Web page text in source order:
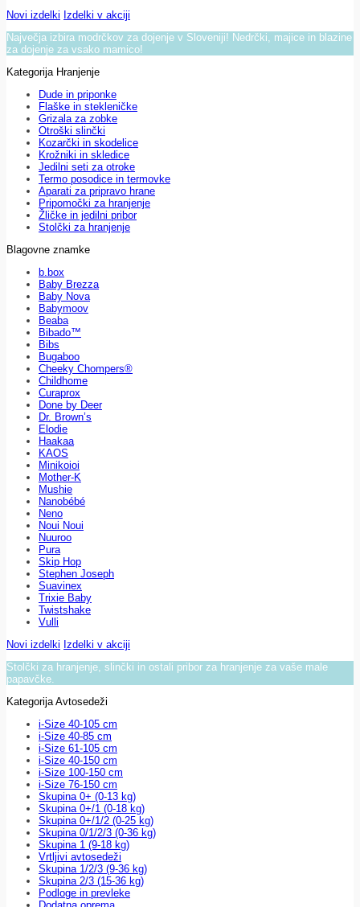
Novi izdelki Izdelki v akciji
Največja izbira modrčkov za dojenje v Sloveniji! Nedrčki, majice in blazine
za dojenje za vsako mamico!
Kategorija Hranjenje
Dude in priponke
Flaške in stekleničke
Grizala za zobke
Otroški slinčki
Kozarčki in skodelice
Krožniki in skledice
Jedilni seti za otroke
Termo posodice in termovke
Aparati za pripravo hrane
Pripomočki za hranjenje
Žličke in jedilni pribor
Stolčki za hranjenje
Blagovne znamke
b.box
Baby Brezza
Baby Nova
Babymoov
Beaba
Bibado™
Bibs
Bugaboo
Cheeky Chompers®
Childhome
Curaprox
Done by Deer
Dr. Brown’s
Elodie
Haakaa
KAOS
Minikoioi
Mother-K
Mushie
Nanobébé
Neno
Noui Noui
Nuuroo
Pura
Skip Hop
Stephen Joseph
Suavinex
Trixie Baby
Twistshake
Vulli
Novi izdelki Izdelki v akciji
Stolčki za hranjenje, slinčki in ostali pribor za hranjenje za vaše male
papavčke.
Kategorija Avtosedeži
i-Size 40-105 cm
i-Size 40-85 cm
i-Size 61-105 cm
i-Size 40-150 cm
i-Size 100-150 cm
i-Size 76-150 cm
Skupina 0+ (0-13 kg)
Skupina 0+/1 (0-18 kg)
Skupina 0+/1/2 (0-25 kg)
Skupina 0/1/2/3 (0-36 kg)
Skupina 1 (9-18 kg)
Vrtljivi avtosedeži
Skupina 1/2/3 (9-36 kg)
Skupina 2/3 (15-36 kg)
Podloge in prevleke